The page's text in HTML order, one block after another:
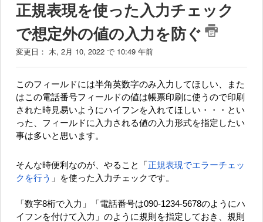
正規表現を使った入力チェック
で想定外の値の入力を防ぐ
変更日： 木, 2月 10, 2022 で 10:49 午前
このフィールドには半角英数字のみ入力してほしい、また
はこの電話番号フィールドの値は帳票印刷に使うので印刷
された時見易いようにハイフンを入れてほしい・・・とい
った、フィールドに入力される値の入力形式を指定したい
事は多いと思います。
そんな時便利なのが、やること「 正規表現でエラーチェッ
クを行う 」を使った入力チェックです。
「数字8桁で入力」「電話番号は090-1234-5678のようにハ
イフンを付けて入力」のように規則を指定しておき、規則